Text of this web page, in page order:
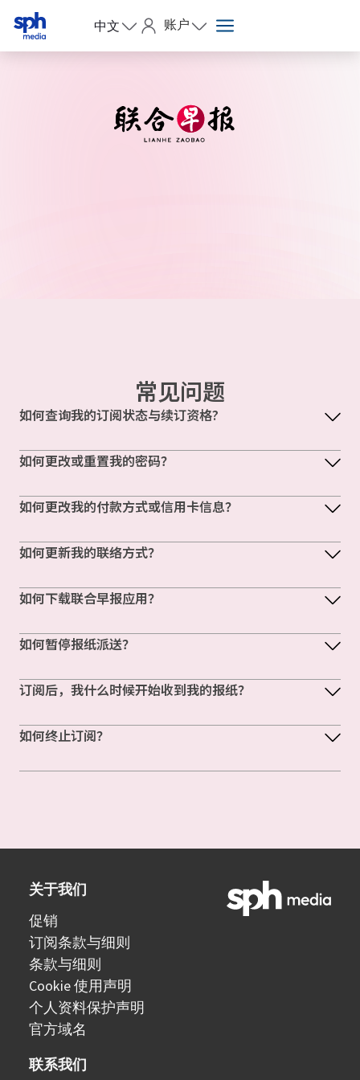
中文 账户
常见问题
如何查询我的订阅状态与续订资格?
如何更改或重置我的密码？
如何更改我的付款方式或信用卡信息？
如何更新我的联络方式？
如何下载联合早报应用？
如何暂停报纸派送？
订阅后，我什么时候开始收到我的报纸？
如何终止订阅？
关于我们
促销
订阅条款与细则
条款与细则
Cookie 使用声明
个人资料保护声明
官方域名
联系我们